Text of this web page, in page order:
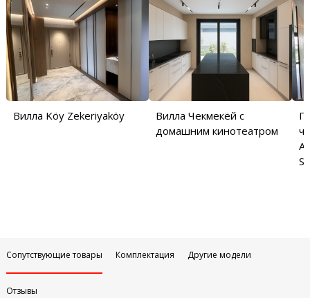
Вилла Köy Zekeriyaköy
Вилла Чекмекёй с
домашним кинотеатром
Сопутствующие товары Комплектация Другие модели
Отзывы